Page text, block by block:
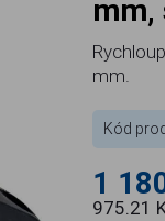
mm,
mm.
Kód
1
975.21